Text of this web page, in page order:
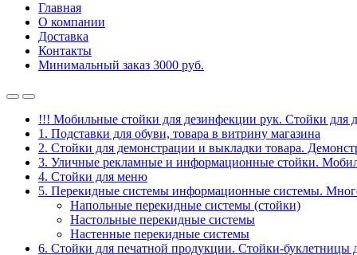
Главная
О компании
Доставка
Контакты
Минимальный заказ 3000 руб.
!!! Мобильные стойки для дезинфекции рук. Стойки для
1. Подставки для обуви, товара в витрину магазина
2. Стойки для демонстрации и выкладки товара.
3. Уличные рекламные и информационные стойки.
4. Стойки для меню
5. Перекидные системы информационные системы.
Напольные перекидные системы (стойки)
Настольные перекидные системы
Настенные перекидные системы
6. Стойки для печатной продукции. Стойки-буклетницы